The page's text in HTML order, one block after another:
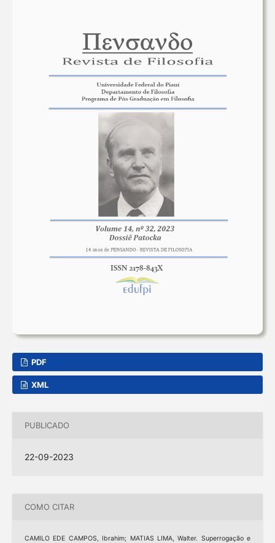
PDF
XML
PUBLICADO
22-09-2023
COMO CITAR
CAMILO EDE CAMPOS, Ibrahim; MATIAS LIMA, Walter. Superrogação e